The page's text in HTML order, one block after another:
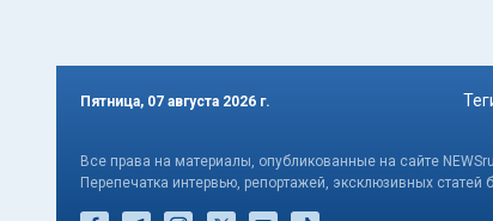
Пятница, 07 августа 2026 г.
Все права на материалы, опубликованные на сайте
Перепечатка интервью, репортажей, эксклюзивных